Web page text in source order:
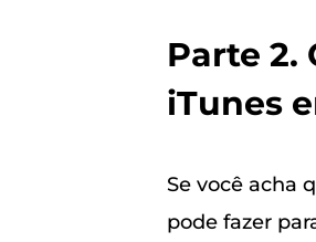
Parte 2.
iTunes
Se você acha
pode fazer